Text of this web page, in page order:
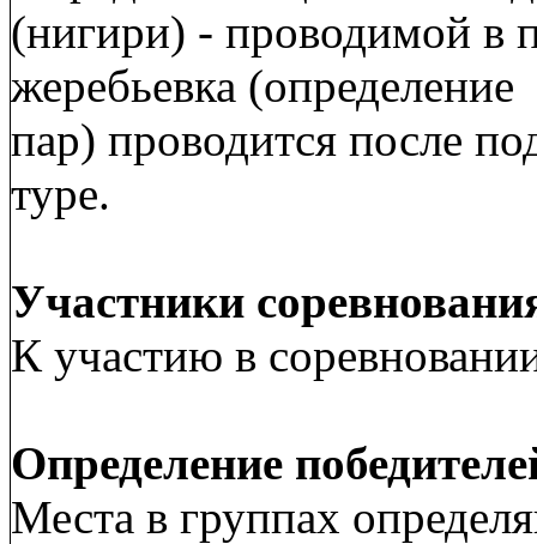
(нигири) - проводимой в
жеребьевка (определение
пар) проводится после
туре.
Участники
К участию в
Определение
Места в группах